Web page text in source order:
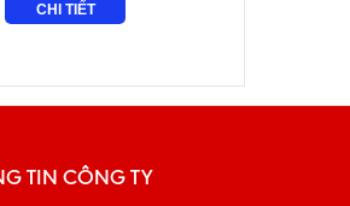
CHI TIẾT
TIN CÔNG TY